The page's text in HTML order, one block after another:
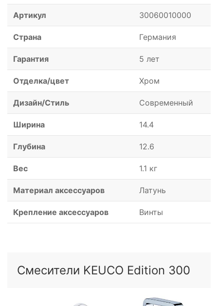
Артикул 30060010000
Страна Германия
Гарантия 5 лет
Отделка/цвет Хром
Дизайн/Стиль Современный
Ширина 14.4
Глубина 12.6
Вес 1.1 кг
Материал аксессуаров Латунь
Крепление аксессуаров Винты
Смесители KEUCO Edition 300